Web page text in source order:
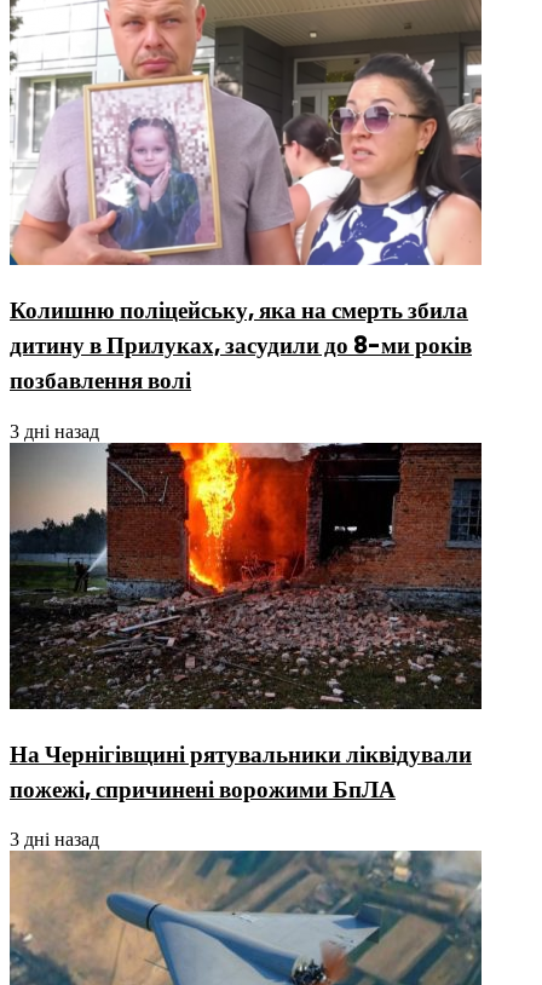
Колишню поліцейську, яка на смерть збила
дитину в Прилуках, засудили до 8-ми років
позбавлення волі
3 дні назад
На Чернігівщині рятувальники ліквідували
пожежі, спричинені ворожими БпЛА
3 дні назад